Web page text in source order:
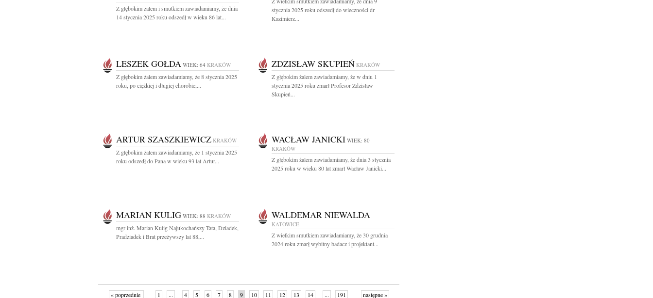
Z głębokim żalem i smutkiem zawiadamiamy, że dnia
14 stycznia 2025 roku odszedł w wieku 86 lat...
stycznia 2025 roku odszedł do wieczności dr
Kazimierz...
LESZEK GOŁDA WIEK: 64 KRAKÓW
Z głębokim żalem zawiadamiamy, że 8 stycznia 2025
roku, po ciężkiej i długiej chorobie,...
ZDZISŁAW SKUPIEŃ KRAKÓW
Z głębokim żalem zawiadamiamy, że w dniu 1
stycznia 2025 roku zmarł Profesor Zdzisław
Skupień...
ARTUR SZASZKIEWICZ KRAKÓW
Z głębokim żalem zawiadamiamy, że 1 stycznia 2025
roku odszedł do Pana w wieku 93 lat Artur...
WACŁAW JANICKI WIEK: 80
KRAKÓW
Z głębokim żalem zawiadamiamy, że dnia 3 stycznia
2025 roku w wieku 80 lat zmarł Wacław Janicki...
MARIAN KULIG WIEK: 88 KRAKÓW
mgr inż. Marian Kulig Najukochańszy Tata, Dziadek,
Pradziadek i Brat przeżywszy lat 88,...
WALDEMAR NIEWALDA
KATOWICE
Z wielkim smutkiem zawiadamiamy, że 30 grudnia
2024 roku zmarł wybitny badacz i projektant...
« poprzednie 1 ... 4 5 6 7 8 9 10 11 12 13 14 ... 191 następne »